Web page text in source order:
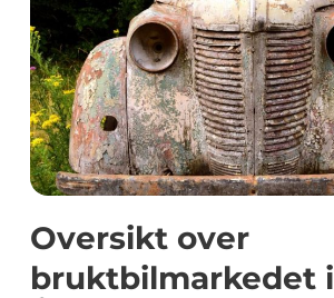
Oversikt over
bruktbilmarkedet i